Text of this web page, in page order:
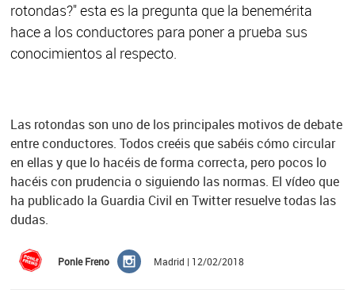
rotondas?" esta es la pregunta que la benemérita
hace a los conductores para poner a prueba sus
conocimientos al respecto.
Las rotondas son uno de los principales motivos de debate
entre conductores. Todos creéis que sabéis cómo circular
en ellas y que lo hacéis de forma correcta, pero pocos lo
hacéis con prudencia o siguiendo las normas. El vídeo que
ha publicado la Guardia Civil en Twitter resuelve todas las
dudas.
Ponle Freno Madrid | 12/02/2018